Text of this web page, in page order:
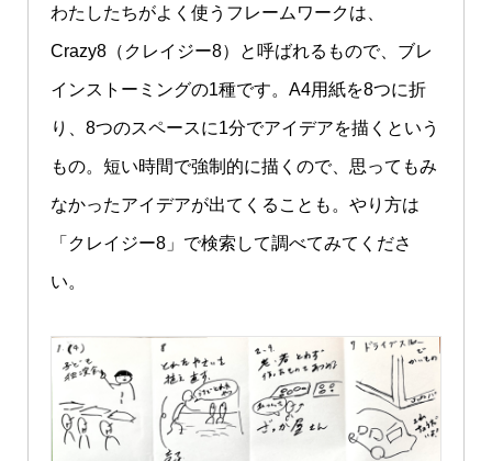
わたしたちがよく使うフレームワークは、
Crazy8（クレイジー8）と呼ばれるもので、ブレ
インストーミングの1種です。A4用紙を8つに折
り、8つのスペースに1分でアイデアを描くという
もの。短い時間で強制的に描くので、思ってもみ
なかったアイデアが出てくることも。やり方は
「クレイジー8」で検索して調べてみてくださ
い。